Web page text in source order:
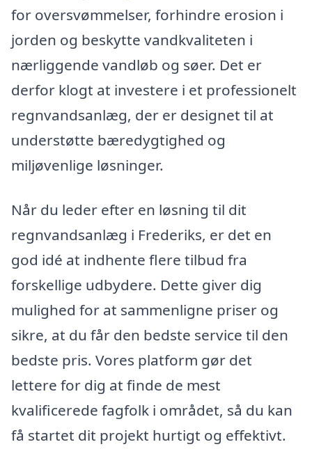
for oversvømmelser, forhindre erosion i
jorden og beskytte vandkvaliteten i
nærliggende vandløb og søer. Det er
derfor klogt at investere i et professionelt
regnvandsanlæg, der er designet til at
understøtte bæredygtighed og
miljøvenlige løsninger.
Når du leder efter en løsning til dit
regnvandsanlæg i Frederiks, er det en
god idé at indhente flere tilbud fra
forskellige udbydere. Dette giver dig
mulighed for at sammenligne priser og
sikre, at du får den bedste service til den
bedste pris. Vores platform gør det
lettere for dig at finde de mest
kvalificerede fagfolk i området, så du kan
få startet dit projekt hurtigt og effektivt.